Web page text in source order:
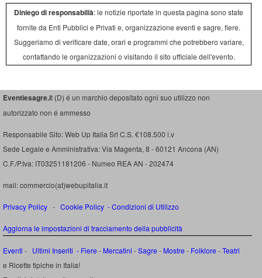
Diniego di responsabilià: le notizie riportate in questa pagina sono state
fornite da Enti Pubblici e Privati e, organizzazione eventi e sagre, fiere.
Suggeriamo di verificare date, orari e programmi che potrebbero variare,
contattando le organizzazioni o visitando il sito ufficiale dell'evento.
Eventiesagre.it (D) é un marchio depositato ogni suo utilizzo non
autorizzato non é ammesso
Responsabile Sito: Web Up Italia Srl C.S. €108.500 i.v
Sede Legale e Amministrativa: Via Magenta, 8 - 60121 Ancona (AN)
C.F./P.Iva: IT03251181206 - Numeo REA AN - 202474
mail: commercio(at)webupitalia.it
Privacy Policy - Cookie Policy -Condizioni di Utilizzo
Aggiorna le impostazioni di tracciamento della pubblicità
Eventi - Ultimi Inseriti - Fiere - Mercatini -Sagre - Mostre - Folklore -Teatri
e Ricette tipiche in Italia!